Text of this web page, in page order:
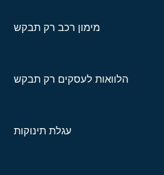
מימון רכב רק תבקש
הלוואות לעסקים רק תבקש
עגלת תינוקות